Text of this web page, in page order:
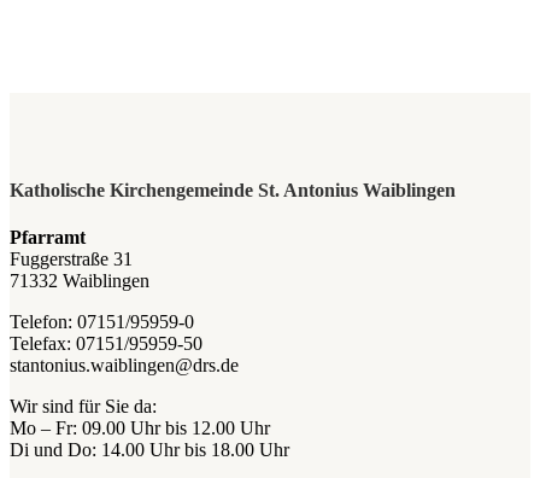
Katholische Kirchengemeinde St. Antonius Waiblingen
Pfarramt
Fuggerstraße 31
71332 Waiblingen
Telefon: 07151/95959-0
Telefax: 07151/95959-50
stantonius.waiblingen@drs.de
Wir sind für Sie da:
Mo – Fr: 09.00 Uhr bis 12.00 Uhr
Di und Do: 14.00 Uhr bis 18.00 Uhr